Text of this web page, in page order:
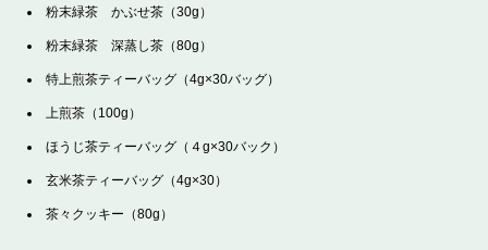
粉末緑茶 かぶせ茶（30g）
粉末緑茶 深蒸し茶（80g）
特上煎茶ティーバッグ（4g×30バッグ）
上煎茶（100g）
ほうじ茶ティーバッグ（４g×30バック）
玄米茶ティーバッグ（4g×30）
茶々クッキー（80g）